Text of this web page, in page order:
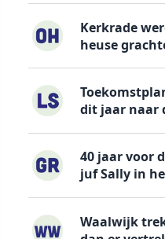
Kerkrade
heuse
dit jaar naar
40 jaar voor
juf Sally in
Waalwijk